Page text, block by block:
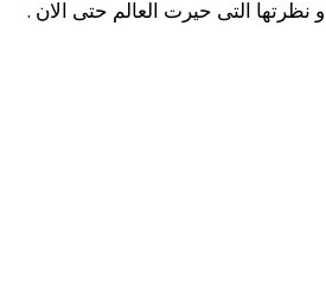
و نظرتها التى حيرت العالم حتى الان .